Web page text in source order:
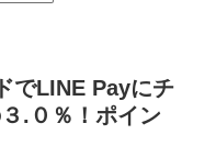
でLINE Payにチ
.０％！ポイン